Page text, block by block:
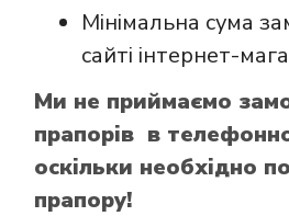
Мінімальна сума
сайті інтернет-
Ми не приймаємо
прапорів в
оскільки необхідно
прапору!